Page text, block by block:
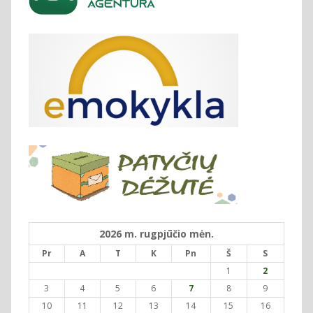
2026 m. rugpjūčio mėn.
Pr A T K Pn Š
S
1
2
3
4 5 6 7 8
9
10
11 12 13 14 15 16